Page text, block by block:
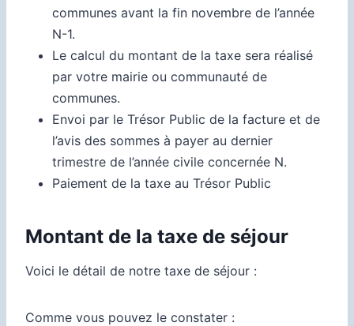
communes avant la fin novembre de l’année
N-1.
Le calcul du montant de la taxe sera réalisé
par votre mairie ou communauté de
communes.
Envoi par le Trésor Public de la facture et de
l’avis des sommes à payer au dernier
trimestre de l’année civile concernée N.
Paiement de la taxe au Trésor Public
Montant de la taxe de séjour
Voici le détail de notre taxe de séjour :
Comme vous pouvez le constater :